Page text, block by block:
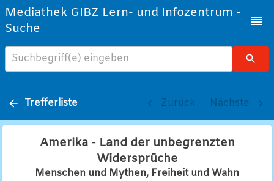
Mediathek GIBZ Lern- und Infozentrum -
Suche
Suchbegriff(e) eingeben
Trefferliste Zurück Nächste
Amerika - Land der unbegrenzten
Widersprüche
Menschen und Mythen, Freiheit und Wahn